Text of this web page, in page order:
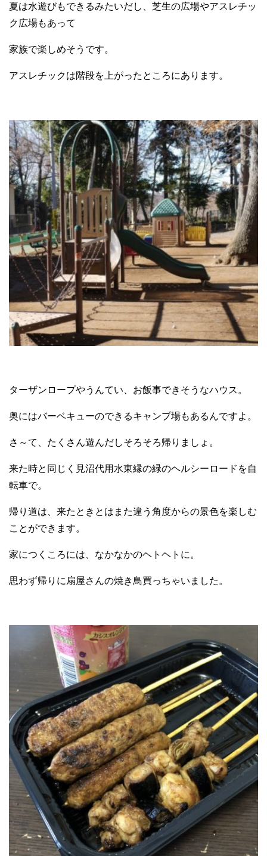
夏は水遊びもできるみたいだし、芝生の広場やアスレチッ
ク広場もあって
家族で楽しめそうです。
アスレチックは階段を上がったところにあります。
ターザンロープやうんてい、お飯事できそうなハウス。
奥にはバーベキューのできるキャンプ場もあるんですよ。
さ～て、たくさん遊んだしそろそろ帰りましょ。
来た時と同じく見沼代用水東縁の緑のヘルシーロードを自
転車で。
帰り道は、来たときとはまた違う角度からの景色を楽しむ
ことができます。
家につくころには、なかなかのヘトヘトに。
思わず帰りに扇屋さんの焼き鳥買っちゃいました。